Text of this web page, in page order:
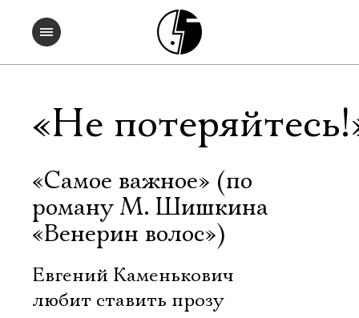
«Не
«Самое важное» (по
роману М. Шишкина
«Венерин волос»)
Евгений Каменькович
любит ставить прозу